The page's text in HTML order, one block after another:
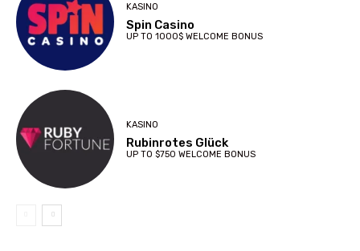
KASINO
Spin Casino
UP TO 1000$ WELCOME BONUS
KASINO
Rubinrotes Glück
UP TO $750 WELCOME BONUS